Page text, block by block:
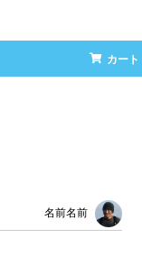
カート
名前名前